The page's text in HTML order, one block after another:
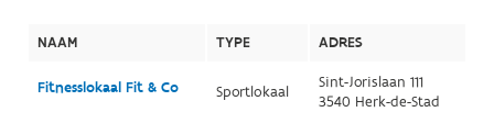
NAAM TYPE ADRES
Fitnesslokaal Fit & Co Sportlokaal
Sint-Jorislaan 111
3540 Herk-de-Stad